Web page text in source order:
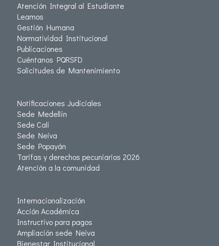
Atención Integral al Estudiante
Leamos
Gestión Humana
Normatividad Institucional
Publicaciones
Cuéntanos PQRSFD
Solicitudes de Mantenimiento
Notificaciones Judiciales
Sede Medellín
Sede Cali
Sede Neiva
Sede Popayán
Tarifas y derechos pecuniarios 2026
Atención a la comunidad
Internacionalización
Acción Académica
Instructivo para pagos
Ampliación sede Neiva
Bienestar Institucional